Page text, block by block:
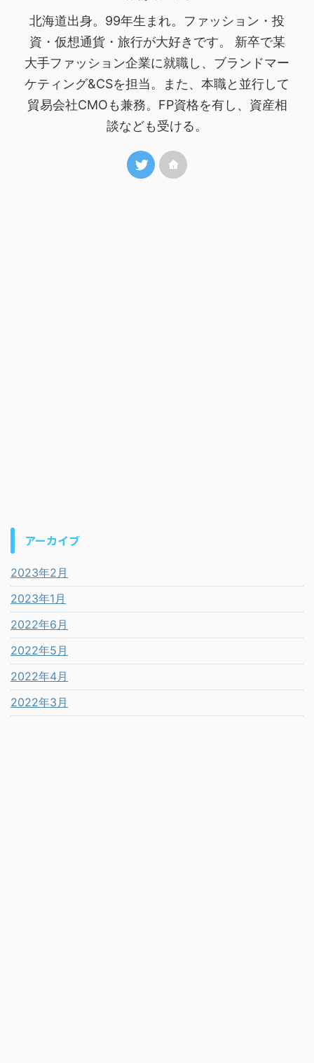
北海道出身。99年生まれ。ファッション・投
資・仮想通貨・旅行が大好きです。 新卒で某
大手ファッション企業に就職し、ブランドマー
ケティング&CSを担当。また、本職と並行して
貿易会社CMOも兼務。FP資格を有し、資産相
談なども受ける。
アーカイブ
2023年2月
2023年1月
2022年6月
2022年5月
2022年4月
2022年3月